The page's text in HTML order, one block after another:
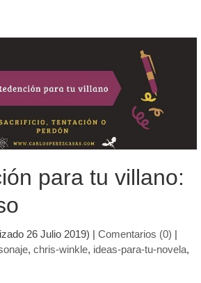
para tu villano:
26 Julio 2019) | Comentarios (0) |
, chris-winkle, ideas-para-tu-novela,